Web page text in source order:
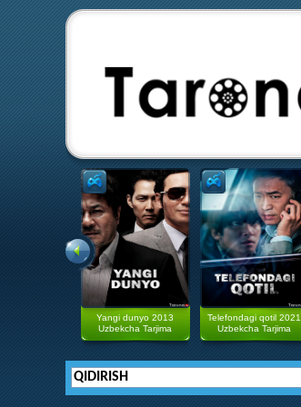
Yangi dunyo 2013
Uzbekcha Tarjima
Telefondagi qotil 2021
Uzbekcha Tarjima